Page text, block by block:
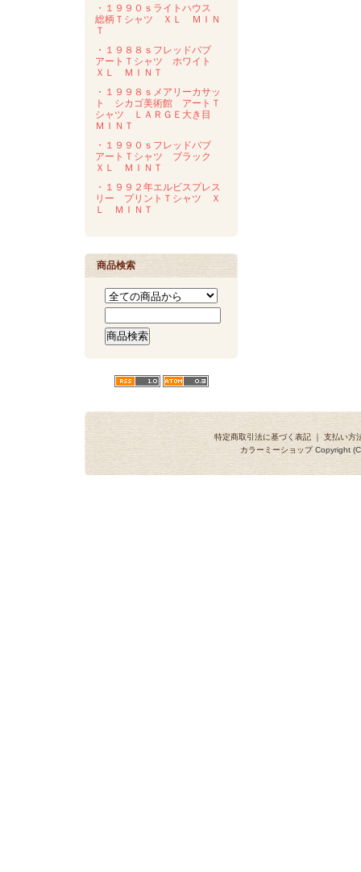
・１９９０ｓライトハウス
総柄Ｔシャツ ＸＬ ＭＩＮ
Ｔ
・１９８８ｓフレッドバブ
アートＴシャツ ホワイト
ＸＬ ＭＩＮＴ
・１９９８ｓメアリーカサッ
ト シカゴ美術館 アートＴ
シャツ ＬＡＲＧＥ大き目
ＭＩＮＴ
・１９９０ｓフレッドバブ
アートＴシャツ ブラック
ＸＬ ＭＩＮＴ
・１９９２年エルビスプレス
リー プリントＴシャツ Ｘ
Ｌ ＭＩＮＴ
商品検索
特定商取引法に基づく表記 ｜ 支払い方
カラーミーショップCopyright